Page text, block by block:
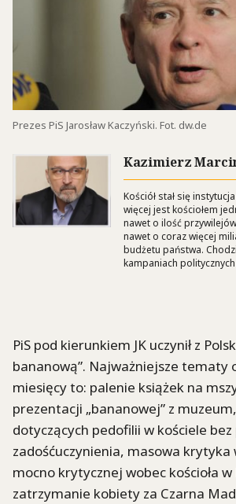
Prezes PiS Jarosław Kaczyński. Fot. dw.de
Kazimierz
Kościół stał się
więcej jest kościołem
nawet o ilość
nawet o coraz więcej
budżetu państwa.
kampaniach politycznych
PiS pod kierunkiem JK uczynił z
bananową”. Najważniejsze tematy
miesięcy to: palenie książek na
prezentacji „bananowej” z
dotyczących pedofilii w kościele
zadośćuczynienia, masowa krytyka
mocno krytycznej wobec kościoła w
zatrzymanie kobiety za Czarna